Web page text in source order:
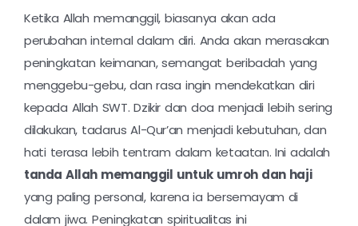
Ketika Allah memanggil, biasanya akan ada
perubahan internal dalam diri. Anda akan merasakan
peningkatan keimanan, semangat beribadah yang
menggebu-gebu, dan rasa ingin mendekatkan diri
kepada Allah SWT. Dzikir dan doa menjadi lebih sering
dilakukan, tadarus Al-Qur’an menjadi kebutuhan, dan
hati terasa lebih tentram dalam ketaatan. Ini adalah
tanda Allah memanggil untuk umroh dan haji
yang paling personal, karena ia bersemayam di
dalam jiwa. Peningkatan spiritualitas ini